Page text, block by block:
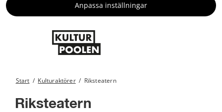
Anpassa inställningar
Start / Kulturaktörer / Riksteatern
Riksteatern